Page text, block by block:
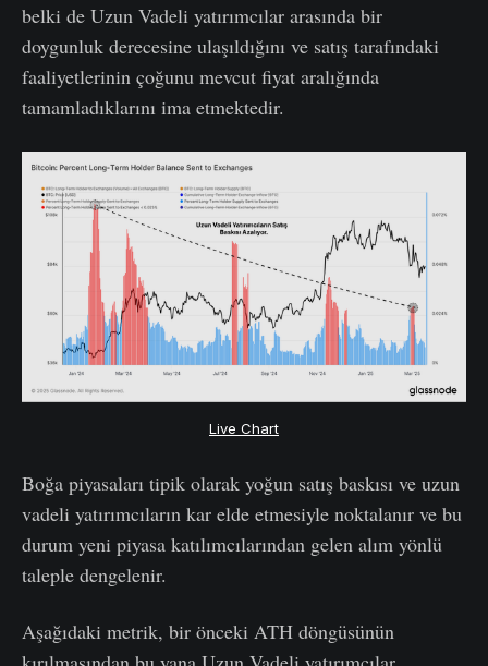
belki de Uzun Vadeli yatırımcılar arasında bir
doygunluk derecesine ulaşıldığını ve satış tarafındaki
faaliyetlerinin çoğunu mevcut fiyat aralığında
tamamladıklarını ima etmektedir.
Live Chart
Boğa piyasaları tipik olarak yoğun satış baskısı ve uzun
vadeli yatırımcıların kar elde etmesiyle noktalanır ve bu
durum yeni piyasa katılımcılarından gelen alım yönlü
taleple dengelenir.
Aşağıdaki metrik, bir önceki ATH döngüsünün